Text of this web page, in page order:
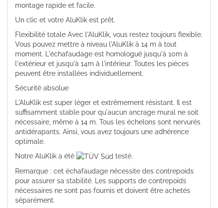
montage rapide et facile.
Un clic et votre AluKlik est prêt.
Flexibilité totale Avec l'AluKlik, vous restez toujours flexible.
Vous pouvez mettre à niveau l'AluKlik à 14 m à tout
moment. L'échafaudage est homologué jusqu'à 10m à
l'extérieur et jusqu'à 14m à l'intérieur. Toutes les pièces
peuvent être installées individuellement.
Sécurité absolue
L'AluKlik est super léger et extrêmement résistant. Il est
suffisamment stable pour qu'aucun ancrage mural ne soit
nécessaire, même à 14 m. Tous les échelons sont nervurés
antidérapants. Ainsi, vous avez toujours une adhérence
optimale.
Notre AluKlik a été
testé.
Remarque : cet échafaudage nécessite des contrepoids
pour assurer sa stabilité. Les supports de contrepoids
nécessaires ne sont pas fournis et doivent être achetés
séparément.